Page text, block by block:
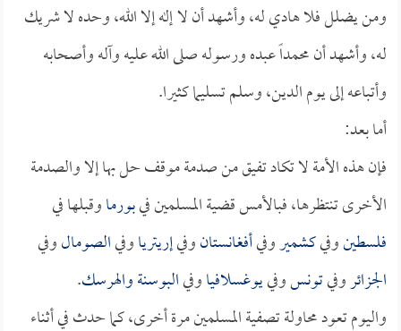
ومن يضلل فلا هادي له، وأشهد أن لا إله إلا الله، وحده لا شريك
له، وأشهد أن محمداً عبده ورسوله صلى الله عليه وآله وأصحابه
وأتباعه إلى يوم الدين، وسلم تسليما كثيرا.
أما بعد:
فإن هذه الأمة لا تكاد تفيق من صدمة موقف حل بها إلا والصدمة
الأخرى تنتظرها، فبالأمس قضية المسلمين فيبورماوقبلها في
فلسطينوفيكشميروفيأفغانستانوفيإريترياوفيالصومالوفي
الجزائروفيتونسوفييوغسلافياوفيالبوسنة والهرسك.
واليوم تعود محاولة تصفية المسلمين مرة أخرى، كما حدث في أثناء